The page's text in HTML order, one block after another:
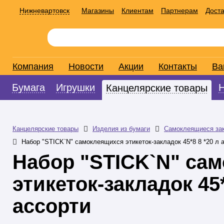
Нижневартовск Магазины Клиентам Партнерам
Компания Новости Акции Контакты
Бумага Игрушки Канцелярские товары
Канцелярские товары Изделия из бумаги
Самоклеящиеся
Набор "STICK`N" самоклеящихся этикеток-закладок 45*8 8 *20 л
Набор "STICK`N"
этикеток-закладок
ассорти